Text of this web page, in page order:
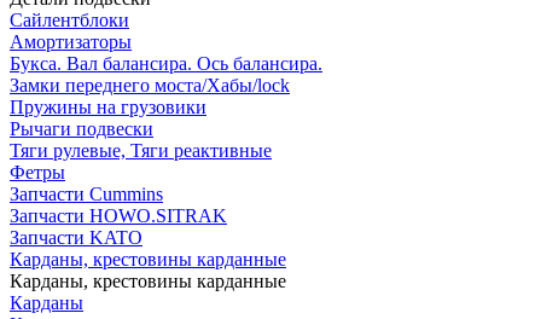
Cайлентблоки
Амортизаторы
Букса. Вал балансира. Ось балансира.
Замки переднего моста/Хабы/lock
Пружины на грузовики
Рычаги подвески
Тяги рулевые, Тяги реактивные
Фетры
Запчасти Cummins
Запчасти HOWO.SITRAK
Запчасти KATO
Карданы, крестовины карданные
Карданы, крестовины карданные
Карданы